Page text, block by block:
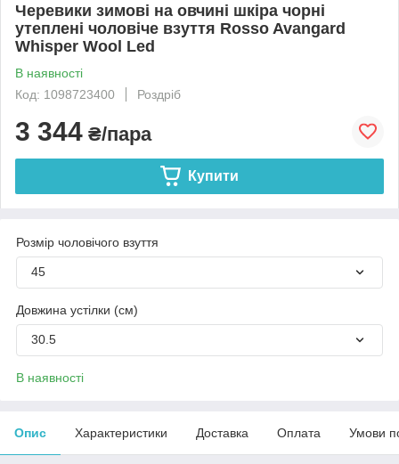
Черевики зимові на овчині шкіра чорні
утеплені чоловіче взуття Rosso Avangard
Whisper Wool Led
В наявності
Код: 1098723400
Роздріб
3 344 ₴/пара
Купити
Розмір чоловічого взуття
45
Довжина устілки (см)
30.5
В наявності
Опис Характеристики Доставка Оплата Умови